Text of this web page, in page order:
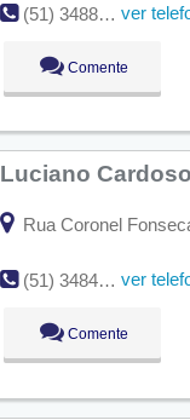
(51) 3488-4041 ver
Comente
Luciano
Rua Coronel
(51) 3484-2955 ver
Comente